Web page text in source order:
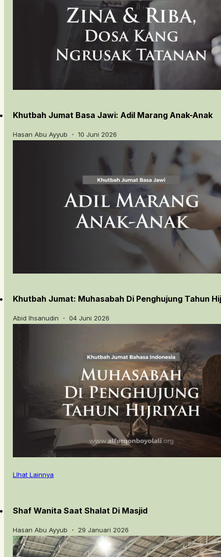
Khutbah Jumat Basa Jawi: Adil Marang Anak-Anak
Hasan Abu Ayyub ・ 10 Juni 2026
Khutbah Jumat: Muhasabah Di Penghujung Tahun
Abid Ihsanudin ・ 04 Juni 2026
LIhat Lainnya
Shaf Wanita Saat Shalat Di Masjid
Hasan Abu Ayyub ・ 29 Januari 2026